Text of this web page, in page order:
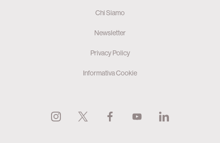
Chi Siamo
Newsletter
Privacy Policy
Informativa Cookie